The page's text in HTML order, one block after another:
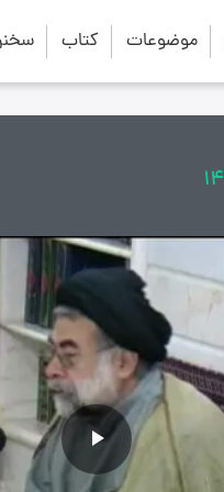
موضوعات کتاب
پخش